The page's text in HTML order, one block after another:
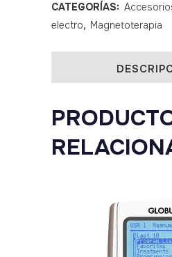
magnetoterapia
CATEGORÍAS:
electro, Magnetoterapia